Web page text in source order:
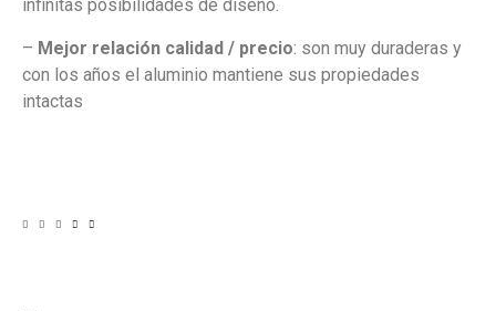
infinitas posibilidades de diseño.
– Mejor relación calidad / precio: son muy duraderas y
con los años el aluminio mantiene sus propiedades
intactas